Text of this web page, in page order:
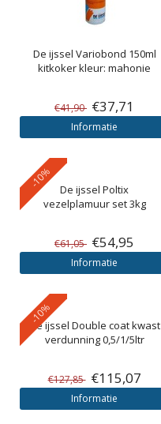
De ijssel Variobond 150ml
kitkoker kleur: mahonie
€41,90 €37,71
Informatie
-10% De ijssel Poltix
vezelplamuur set 3kg
€61,05 €54,95
Informatie
-10%
De ijssel Double coat kwast
verdunning 0,5/1/5ltr
€127,85 €115,07
Informatie